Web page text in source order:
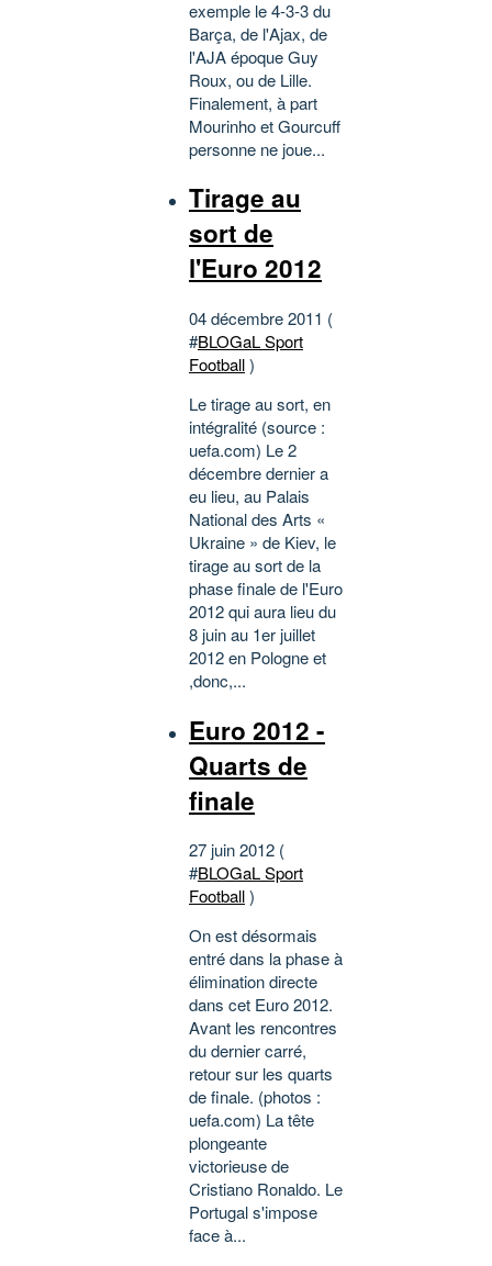
exemple le 4-3-3 du
Barça, de l'Ajax, de
l'AJA époque Guy
Roux, ou de Lille.
Finalement, à part
Mourinho et Gourcuff
personne ne joue...
Tirage au
sort de
l'Euro 2012
04 décembre 2011 (
#BLOGaL Sport
Football)
Le tirage au sort, en
intégralité (source :
uefa.com) Le 2
décembre dernier a
eu lieu, au Palais
National des Arts «
Ukraine » de Kiev, le
tirage au sort de la
phase finale de l'Euro
2012 qui aura lieu du
8 juin au 1er juillet
2012 en Pologne et
,donc,...
Euro 2012 -
Quarts de
finale
27 juin 2012 (
#BLOGaL Sport
Football)
On est désormais
entré dans la phase à
élimination directe
dans cet Euro 2012.
Avant les rencontres
du dernier carré,
retour sur les quarts
de finale. (photos :
uefa.com) La tête
plongeante
victorieuse de
Cristiano Ronaldo. Le
Portugal s'impose
face à...